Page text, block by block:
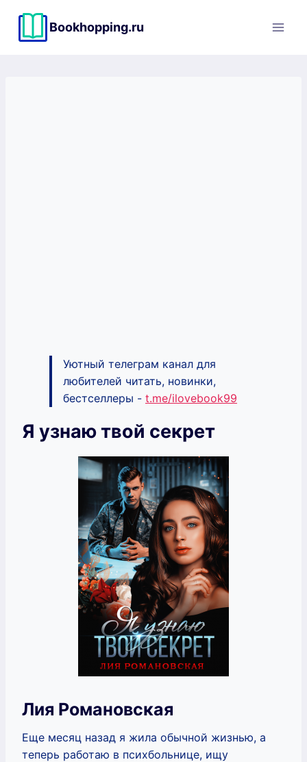
содержимому
Bookhopping.ru
Уютный телеграм канал для
любителей читать, новинки,
бестселлеры - t.me/ilovebook99
Я узнаю твой секрет
Лия Романовская
Еще месяц назад я жила обычной жизнью, а
теперь работаю в психбольнице, ищу